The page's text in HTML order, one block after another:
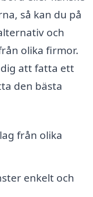
så kan du på
och
olika firmor.
att fatta ett
den bästa
från olika
enkelt och